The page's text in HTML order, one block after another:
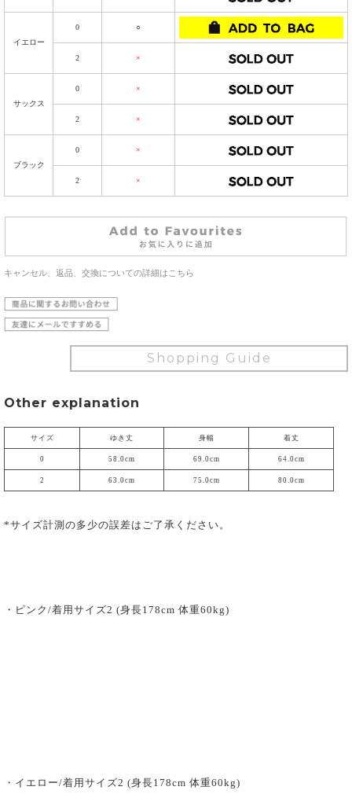
イエロー
0 ○
2 ×
サックス
0 ×
2 ×
ブラック
0 ×
2 ×
キャンセル、返品、交換についての詳細はこちら
Shopping Guide
Other explanation
サイズ ゆき丈 身幅 着丈
0 58.0cm 69.0cm 64.0cm
2 63.0cm 75.0cm 80.0cm
*サイズ計測の多少の誤差はご了承ください。
・ピンク/着用サイズ2 (身長178cm 体重60kg)
・イエロー/着用サイズ2 (身長178cm 体重60kg)